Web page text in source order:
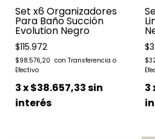
Set x6 Organizadores
Para Baño Succión
Evolution Negro
$115.972
$98.576,20
3x$38.657,33sin
interés
3